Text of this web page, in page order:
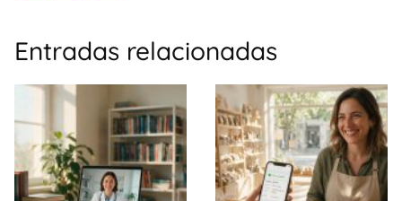
c
e
b
o
o
k
at
s
A
p
m
p
ar
tir
Entradas relacionadas